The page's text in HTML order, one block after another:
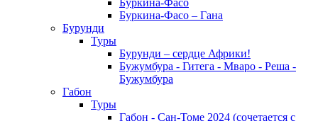
Буркина-Фасо
Буркина-Фасо – Гана
Бурунди
Туры
Бурунди – сердце Африки!
Бужумбура - Гитега - Мваро - Реша -
Бужумбура
Габон
Туры
Габон - Сан-Томе 2024 (сочетается с